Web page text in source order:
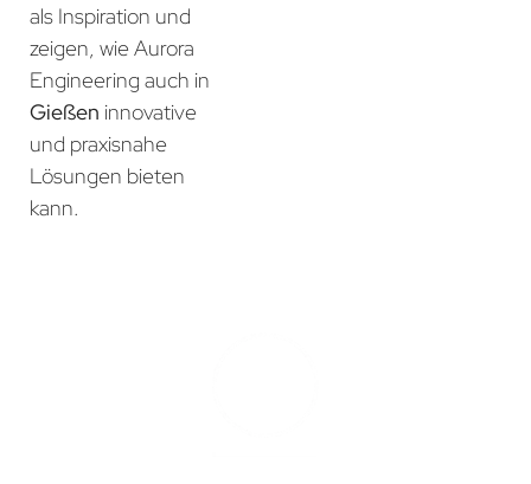
als Inspiration und
zeigen, wie Aurora
Engineering auch in
Gießen innovative
und praxisnahe
Lösungen bieten
kann.